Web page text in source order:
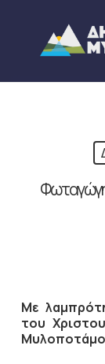
content
Με
του